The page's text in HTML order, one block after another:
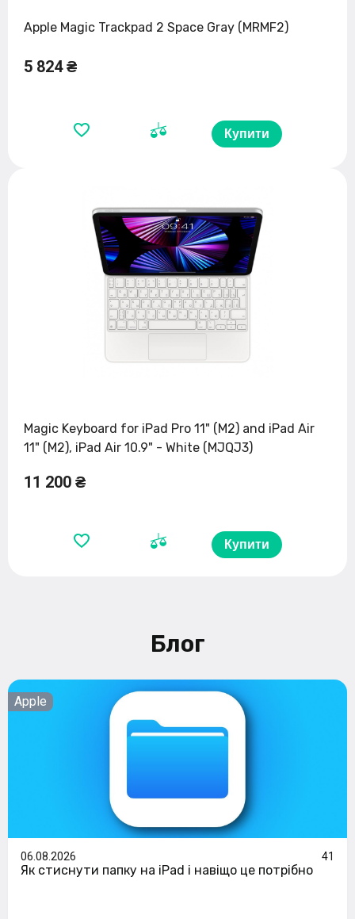
Apple Magic Trackpad 2 Space Gray (MRMF2)
5 824 ₴
Купити
Magic Keyboard for iPad Pro 11" (M2) and iPad Air
11" (M2), iPad Air 10.9" - White (MJQJ3)
11 200 ₴
Купити
Блог
Apple
06.08.2026 41
Як стиснути папку на iPad і навіщо це потрібно